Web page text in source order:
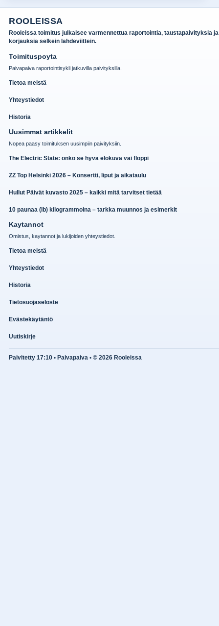
ROOLEISSA
Rooleissa toimitus julkaisee varmennettua raportointia, taustapaivityksia ja
korjauksia selkein lahdeviittein.
Toimituspoyta
Paivapaiva raportointisykli jatkuvilla paivityksilla.
Tietoa meistä
Yhteystiedot
Historia
Uusimmat artikkelit
Nopea paasy toimituksen uusimpiin paivityksiin.
The Electric State: onko se hyvä elokuva vai floppi
ZZ Top Helsinki 2026 – Konsertti, liput ja aikataulu
Hullut Päivät kuvasto 2025 – kaikki mitä tarvitset tietää
10 paunaa (lb) kilogrammoina – tarkka muunnos ja esimerkit
Kaytannot
Omistus, kaytannot ja lukijoiden yhteystiedot.
Tietoa meistä
Yhteystiedot
Historia
Tietosuojaseloste
Evästekäytäntö
Uutiskirje
Paivitetty 17:10 • Paivapaiva • © 2026 Rooleissa